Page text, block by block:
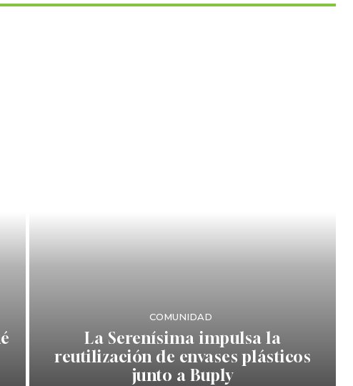
COMUNIDAD
La Serenísima impulsa la
reutilización de envases plásticos
junto a Buply